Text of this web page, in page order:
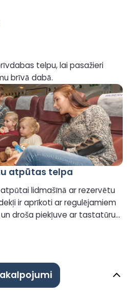
telpu, lai pasažieri
brīvā dabā.
atpūtas telpa
lidmašīnā ar rezervētu
ir aprīkoti ar regulējamiem
droša piekļuve ar tastatūru